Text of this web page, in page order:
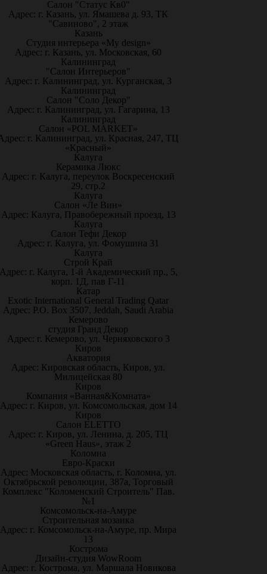
Салон "Статус Кв0"
Адрес: г. Казань, ул. Ямашева д. 93, ТК
"Савиново", 2 этаж
Казань
Студия интерьера «My design»
Адрес: г. Казань, ул. Московская, 60
Калининград
"Салон Интерьеров"
Адрес: г. Калининград, ул. Курганская, 3
Калининград
Салон "Соло Декор"
Адрес: г. Калининград, ул. Гагарина, 13
Калининград
Салон «POL MARKET»
г. Калининград, ул. Красная, 247, ТЦ
«Красный»
Калуга
Керамика Люкс
Адрес: г. Калуга, переулок Воскресенский
29, стр.2
Калуга
Салон «Ле Вин»
Адрес: Калуга, Правобережный проезд, 13
Калуга
Салон Тефи Декор
Адрес: г. Калуга, ул. Фомушина 31
Калуга
Строй Край
г. Калуга, 1-й Академический пр., 5,
корп. 1Д, пав Г-11
Катар
Exotic International General Trading Qatar
Адрес: P.O. Box 3507, Jeddah, Saudi Arabia
Кемерово
студия Гранд Декор
Адрес: г. Кемерово, ул. Черняховского 3
Киров
Акватория
Адрес: Кировская область, Киров, ул.
Милицейская 80
Киров
Компания «Ванная&Комната»
Адрес: г. Киров, ул. Комсомольская, дом 14
Киров
Салон ELETTO
Адрес: г. Киров, ул. Ленина, д. 205, ТЦ
«Green Haus», этаж 2
Коломна
Евро-Краски
Адрес: Московская область, г. Коломна, ул.
Октябрьской революции, 387а, Торговый
Комплекс "Коломенский Строитель" Пав.
№1
Комсомольск-на-Амуре
Строительная мозаика
Адрес: г. Комсомольск-на-Амуре, пр. Мира
13
Кострома
Дизайн-студия WowRoom
Адрес: г. Кострома, ул. Маршала Новикова